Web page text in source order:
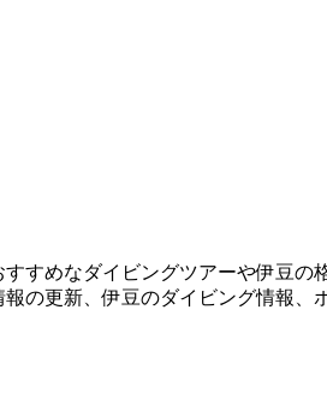
すめなダイビングツアーや伊豆
の更新、伊豆のダイビング情報、